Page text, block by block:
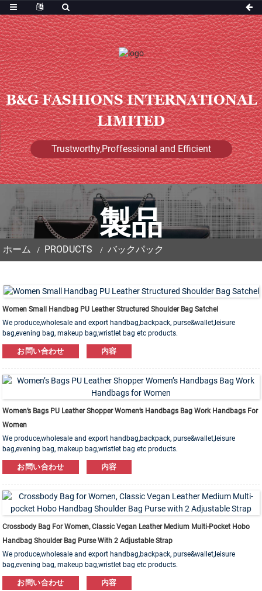
B&G FASHIONS INTERNATIONAL
LIMITED
Trustworthy,Proffessional and Efficient
製品
ホーム PRODUCTS バックパック
Women Small Handbag PU Leather Structured Shoulder Bag Satchel
We produce,wholesale and export handbag,backpack, purse&wallet,leisure
bag,evening bag, makeup bag,wristlet bag etc products.
Leather,PU,Canvas,Nylon,Cotton materials are available. OEM&ODM order is
welcome!
お問い合わせ 内容
Women’s Bags PU Leather Shopper Women’s Handbags Bag Work Handbags For
Women
We produce,wholesale and export handbag,backpack, purse&wallet,leisure
bag,evening bag, makeup bag,wristlet bag etc products.
Leather,PU,Canvas,Nylon,Cotton materials are available. OEM&ODM order is
welcome!
お問い合わせ 内容
Crossbody Bag For Women, Classic Vegan Leather Medium Multi-Pocket Hobo
Handbag Shoulder Bag Purse With 2 Adjustable Strap
We produce,wholesale and export handbag,backpack, purse&wallet,leisure
bag,evening bag, makeup bag,wristlet bag etc products.
Leather,PU,Canvas,Nylon,Cotton materials are available. OEM&ODM order is
welcome!
お問い合わせ 内容